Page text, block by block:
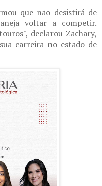
que não desistirá de
voltar a competir.
declarou Zachary,
carreira no estado de